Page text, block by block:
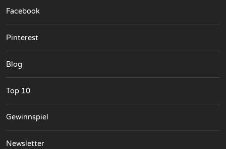
Facebook
Pinterest
Blog
Top 10
Gewinnspiel
Newsletter